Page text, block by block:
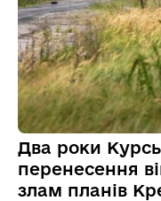
Два роки
перенесення
злам планів